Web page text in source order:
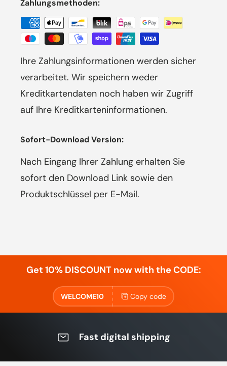
Zahlungsmethoden:
Ihre Zahlungsinformationen werden sicher
verarbeitet. Wir speichern weder
Kreditkartendaten noch haben wir Zugriff
auf Ihre Kreditkarteninformationen.
Sofort-Download Version:
Nach Eingang Ihrer Zahlung erhalten Sie
sofort den Download Link sowie den
Produktschlüssel per E-Mail.
Get 10% DISCOUNT now with the CODE:
WELCOME10 Copy code
Fast digital shipping